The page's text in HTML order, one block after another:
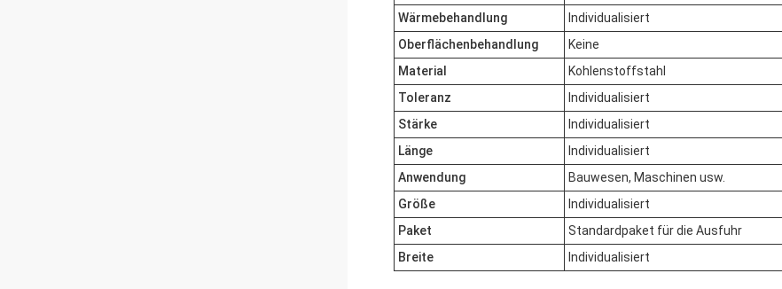
Wärmebehandlung
Individualisiert
Oberflächenbehandlung
Keine
Material
Kohlenstoffstahl
Toleranz
Individualisiert
Stärke
Individualisiert
Länge
Individualisiert
Anwendung
Bauwesen, Maschinen usw.
Größe
Individualisiert
Paket
Standardpaket für die Ausfuhr
Breite
Individualisiert